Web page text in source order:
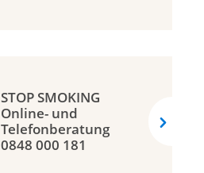
STOP SMOKING
Online- und
Telefonberatung
0848 000 181